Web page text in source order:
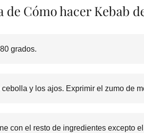
de Cómo hacer Kebab
grados.
y los ajos. Exprimir el zumo de
con el resto de ingredientes excepto